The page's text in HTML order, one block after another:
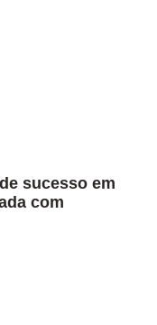
sucesso em
com